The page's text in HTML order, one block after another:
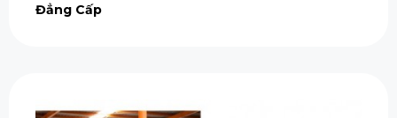
Đẳng Cấp